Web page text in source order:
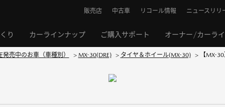
り カーラインナップ ご購入サポート オーナー/カーラ
販売店 中古車 リコール情報 ニュースリリ
発売中のお車（車種別） > MX-30(DRE) > タイヤ＆ホイール(MX-30) > 【MX-